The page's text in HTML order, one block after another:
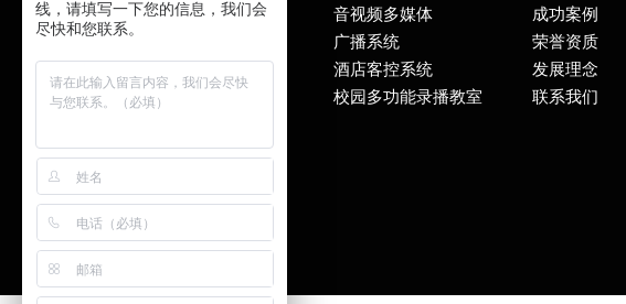
发言类产品
中控类产品
数字IP网络广播系统
模拟广播/背景音乐
音视频多媒体
广播系统
酒店客控系统
校园多功能录播教室
成功案例
荣誉资质
发展理念
联系我们
线，请填写一下您的信息，我们会
尽快和您联系。